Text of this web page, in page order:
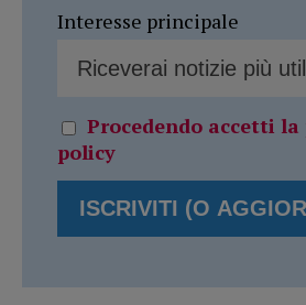
Interesse principale
Procedendo accetti
policy